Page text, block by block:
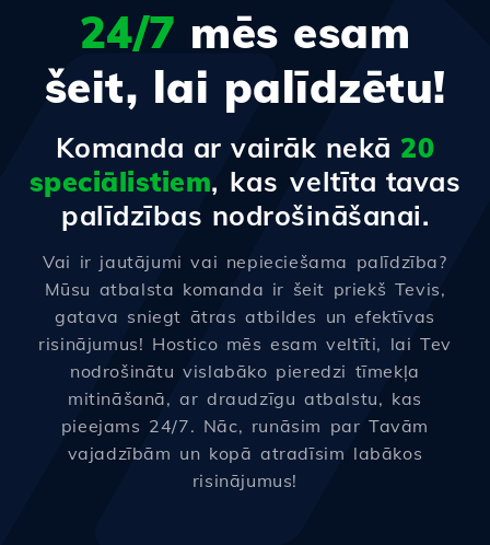
24/7 mēs esam
šeit, lai palīdzētu!
Komanda ar vairāk nekā 20
speciālistiem, kas veltīta tavas
palīdzības nodrošināšanai.
Vai ir jautājumi vai nepieciešama palīdzība?
Mūsu atbalsta komanda ir šeit priekš Tevis,
gatava sniegt ātras atbildes un efektīvas
risinājumus! Hostico mēs esam veltīti, lai Tev
nodrošinātu vislabāko pieredzi tīmekļa
mitināšanā, ar draudzīgu atbalstu, kas
pieejams 24/7. Nāc, runāsim par Tavām
vajadzībām un kopā atradīsim labākos
risinājumus!